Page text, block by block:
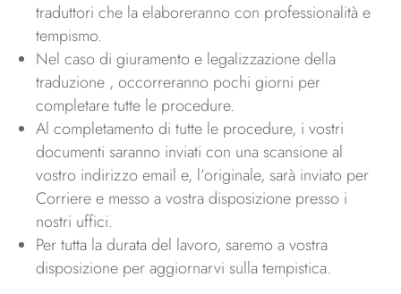
traduttori che la elaboreranno con professionalità e
tempismo.
Nel caso di giuramento e legalizzazione della
traduzione , occorreranno pochi giorni per
completare tutte le procedure.
Al completamento di tutte le procedure, i vostri
documenti saranno inviati con una scansione al
vostro indirizzo email e, l’originale, sarà inviato per
Corriere e messo a vostra disposizione presso i
nostri uffici.
Per tutta la durata del lavoro, saremo a vostra
disposizione per aggiornarvi sulla tempistica.